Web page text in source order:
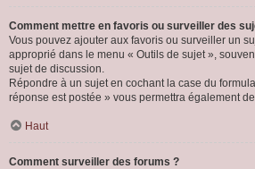
Comment mettre en favoris ou surveiller des
Vous pouvez ajouter aux favoris ou surveiller un
approprié dans le menu « Outils de sujet »,
sujet de discussion.
Répondre à un sujet en cochant la case du
réponse est postée » vous permettra également
Haut
Comment surveiller des forums ?